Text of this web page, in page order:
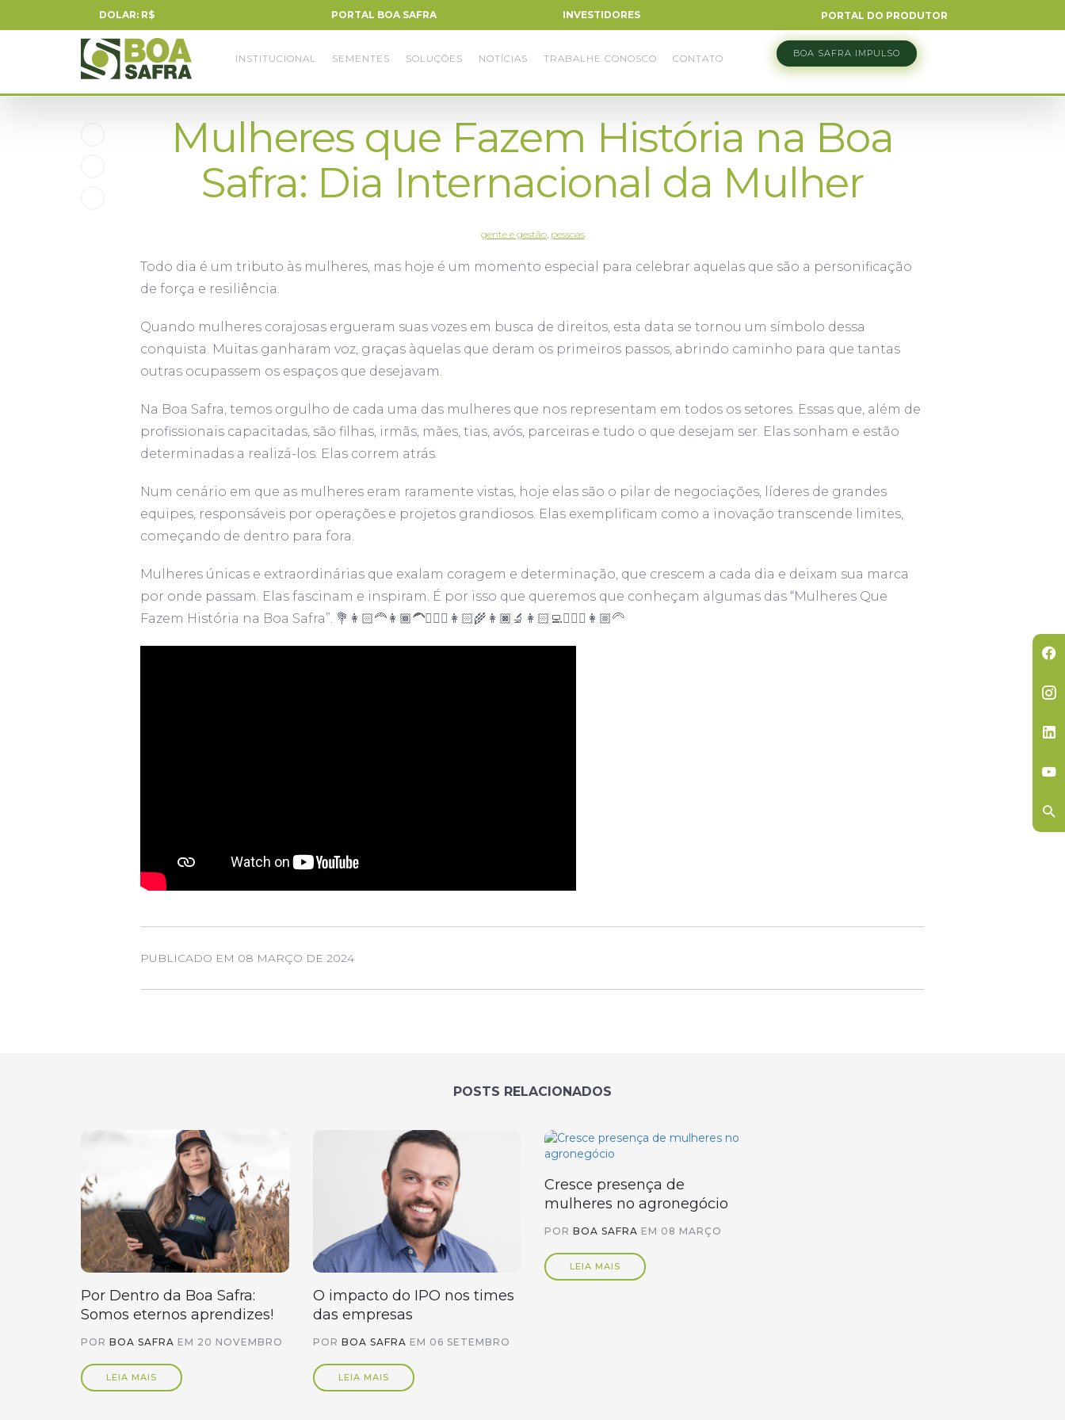
DOLAR: R$ PORTAL BOA SAFRA INVESTIDORES PORTAL DO PRODUTOR
INSTITUCIONAL SEMENTES SOLUÇÕES NOTÍCIAS TRABALHE CONOSCO CONTATO BOA SAFRA IMPULSO
Mulheres que Fazem História na Boa
Safra: Dia Internacional da Mulher
gente e gestão, pessoas
Todo dia é um tributo às mulheres, mas hoje é um momento especial para celebrar aquelas que são a personificação
de força e resiliência.
Quando mulheres corajosas ergueram suas vozes em busca de direitos, esta data se tornou um símbolo dessa
conquista. Muitas ganharam voz, graças àquelas que deram os primeiros passos, abrindo caminho para que tantas
outras ocupassem os espaços que desejavam.
Na Boa Safra, temos orgulho de cada uma das mulheres que nos representam em todos os setores. Essas que, além de
profissionais capacitadas, são filhas, irmãs, mães, tias, avós, parceiras e tudo o que desejam ser. Elas sonham e estão
determinadas a realizá-los. Elas correm atrás.
Num cenário em que as mulheres eram raramente vistas, hoje elas são o pilar de negociações, líderes de grandes
equipes, responsáveis por operações e projetos grandiosos. Elas exemplificam como a inovação transcende limites,
começando de dentro para fora.
Mulheres únicas e extraordinárias que exalam coragem e determinação, que crescem a cada dia e deixam sua marca
por onde passam. Elas fascinam e inspiram. É por isso que queremos que conheçam algumas das “Mulheres Que
Fazem História na Boa Safra”. 💐👩🏻‍🦰👩🏾‍🦱👷🏼‍♀️👩🏻‍🌾👩🏿‍🔬👩🏻‍💻👱🏼‍♀️👩🏼‍🦳
PUBLICADO EM 08 MARÇO DE 2024
POSTS RELACIONADOS
Por Dentro da Boa Safra:
Somos eternos aprendizes!
POR BOA SAFRA EM 20 NOVEMBRO
LEIA MAIS
O impacto do IPO nos times
das empresas
POR BOA SAFRA EM 06 SETEMBRO
LEIA MAIS
Cresce presença de
mulheres no agronegócio
POR BOA SAFRA EM 08 MARÇO
LEIA MAIS